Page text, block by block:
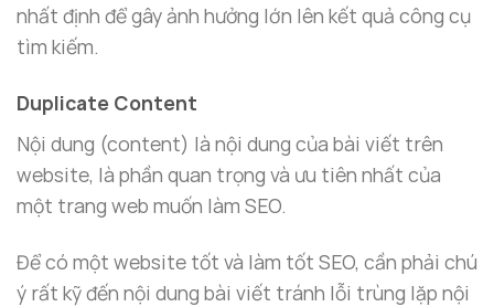
nhất định để gây ảnh hưởng lớn lên kết quả công cụ
tìm kiếm.
Duplicate Content
Nội dung (content) là nội dung của bài viết trên
website, là phần quan trọng và ưu tiên nhất của
một trang web muốn làm SEO.
Để có một website tốt và làm tốt SEO, cần phải chú
ý rất kỹ đến nội dung bài viết tránh lỗi trùng lặp nội